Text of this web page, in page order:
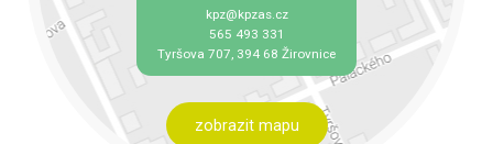
kpz@kpzas.cz
565 493 331
Tyršova 707, 394 68 Žirovnice
zobrazit mapu